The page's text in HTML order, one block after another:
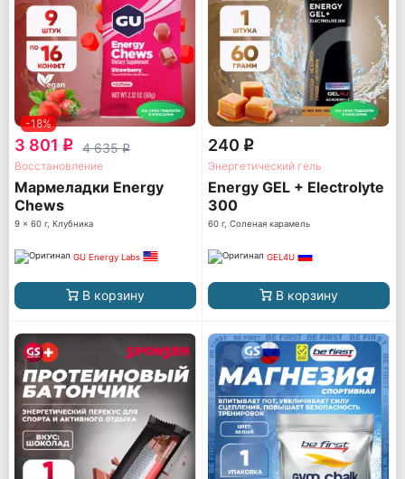
-18%
3 801 q 4 635q
Восстановление
Мармеладки Energy
Chews
9 x 60 г, Клубника
GU Energy Labs
В корзину
240 q
Энергетический гель
Energy GEL + Electrolyte
300
60 г, Соленая карамель
GEL4U
В корзину